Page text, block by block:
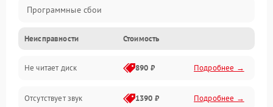
Программные сбои
Видео и HDMI
Звук и аудиовыходы
Диски и привод
Неисправности Стоимость
Не читает диск 890 ₽ Подробнее →
Отсутствует звук 1390 ₽ Подробнее →